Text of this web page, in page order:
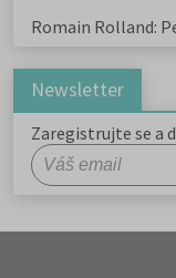
Romain Rolland:
Newsletter
Zaregistrujte se a